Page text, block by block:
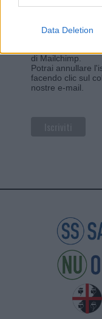
Data Deletion
Privacy
marketing.
di Mailchimp
Potrai annullare
facendo clic sul
nostre e-mail.